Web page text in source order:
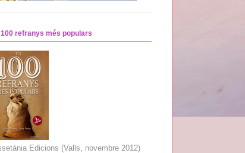
100 refranys més populars
Edicions (Valls, novembre 2012)